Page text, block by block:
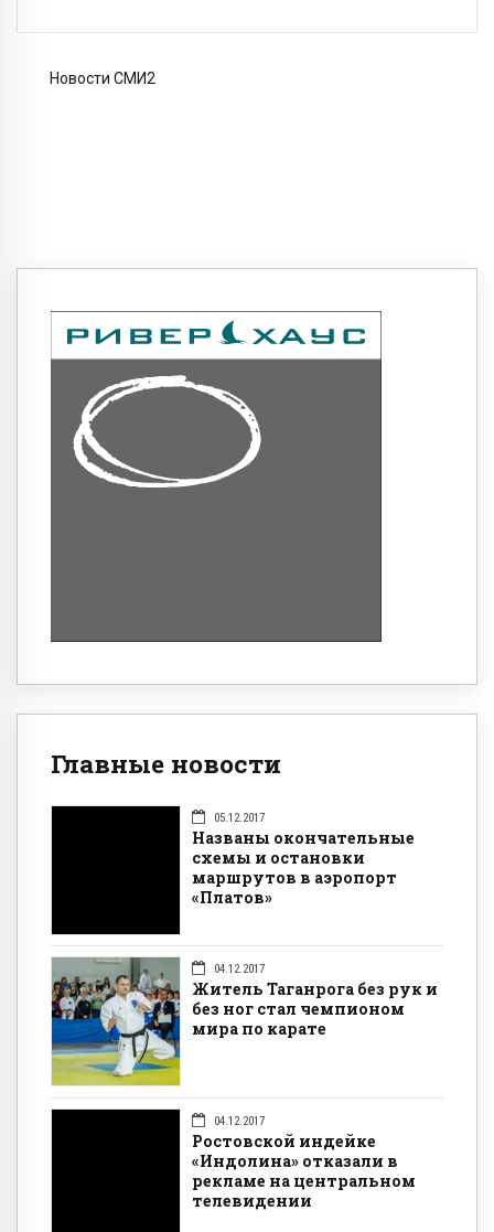
Новости СМИ2
Главные новости
05.12.2017
Названы окончательные
схемы и остановки
маршрутов в аэропорт
«Платов»
04.12.2017
Житель Таганрога без рук и
без ног стал чемпионом
мира по карате
04.12.2017
Ростовской индейке
«Индолина» отказали в
рекламе на центральном
телевидении